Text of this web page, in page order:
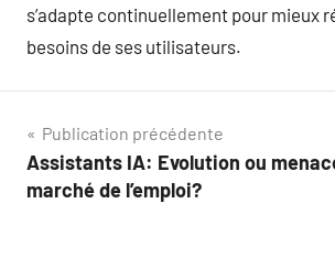
s’adapte continuellement pour mieux
besoins de ses utilisateurs.
Navigation
de
Publication précédente
Assistants IA: Evolution ou
marché de l’emploi?